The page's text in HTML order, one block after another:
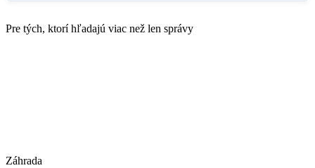
Pre tých, ktorí hľadajú viac než len správy
Záhrada